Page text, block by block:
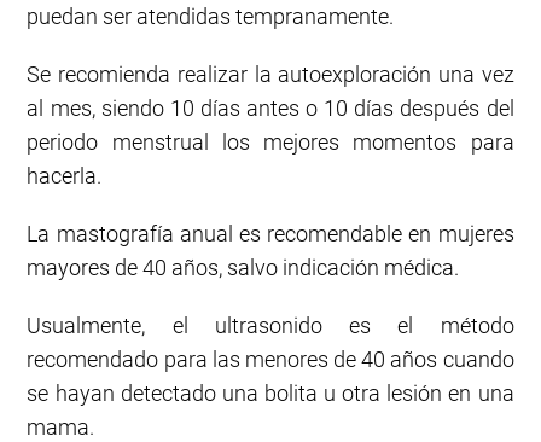
puedan ser atendidas tempranamente.
Se recomienda realizar la autoexploración una vez
al mes, siendo 10 días antes o 10 días después del
periodo menstrual los mejores momentos para
hacerla.
La mastografía anual es recomendable en mujeres
mayores de 40 años, salvo indicación médica.
Usualmente, el ultrasonido es el método
recomendado para las menores de 40 años cuando
se hayan detectado una bolita u otra lesión en una
mama.